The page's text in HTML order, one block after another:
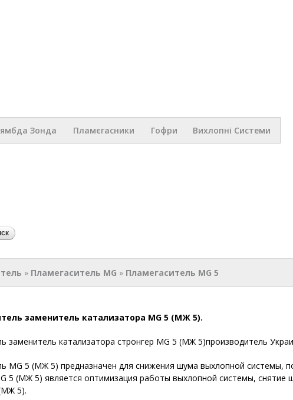
Зонда Пламєгасники Гофри Вихлопні Системи
» Пламегаситель MG » Пламегаситель MG 5
заменитель катализатора MG 5 (МЖ 5).
заменитель катализатора стронгер MG 5 (МЖ 5)производитель
MG 5 (МЖ 5) предназначен для снижения шума выхлопной системы,
5 (МЖ 5) является оптимизация работы выхлопной системы, снятие
5).